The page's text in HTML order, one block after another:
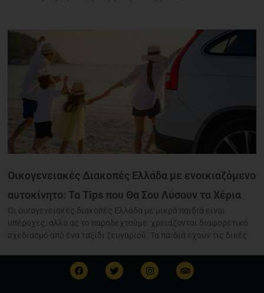
Οικογενειακές Διακοπές Ελλάδα με ενοικιαζόμενο
αυτοκίνητο: Τα Tips που Θα Σου Λύσουν τα Χέρια
Οι οικογενειακές διακοπές Ελλάδα με μικρά παιδιά είναι
υπέροχες, αλλά ας το παραδεχτούμε: χρειάζονται διαφορετικό
σχεδιασμό από ένα ταξίδι ζευγαριού. Τα παιδιά έχουν τις δικές
F
a
c
T
w
i
I
n
s
T
r
i